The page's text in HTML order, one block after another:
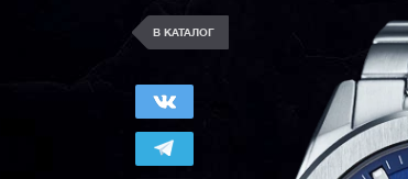
В КАТАЛОГ